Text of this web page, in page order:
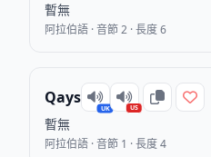
暫無
阿拉伯語 · 音節 2 · 長度 6
Qays
UK US
暫無
阿拉伯語 · 音節 1 · 長度 4